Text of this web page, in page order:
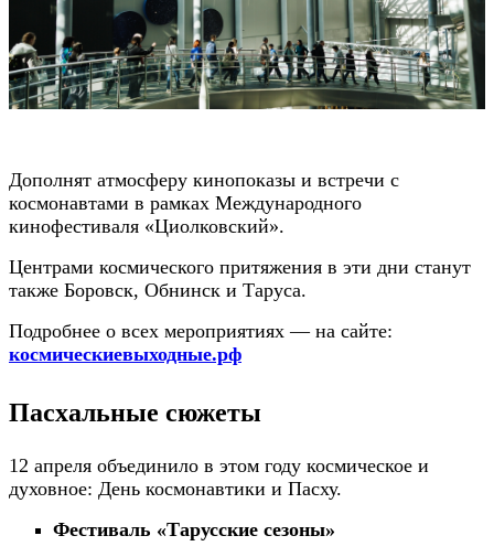
Дополнят атмосферу кинопоказы и встречи с
космонавтами в рамках Международного
кинофестиваля «Циолковский».
Центрами космического притяжения в эти дни станут
также Боровск, Обнинск и Таруса.
Подробнее о всех мероприятиях — на сайте:
космическиевыходные.рф
Пасхальные сюжеты
12 апреля объединило в этом году космическое и
духовное: День космонавтики и Пасху.
Фестиваль «Тарусские сезоны»